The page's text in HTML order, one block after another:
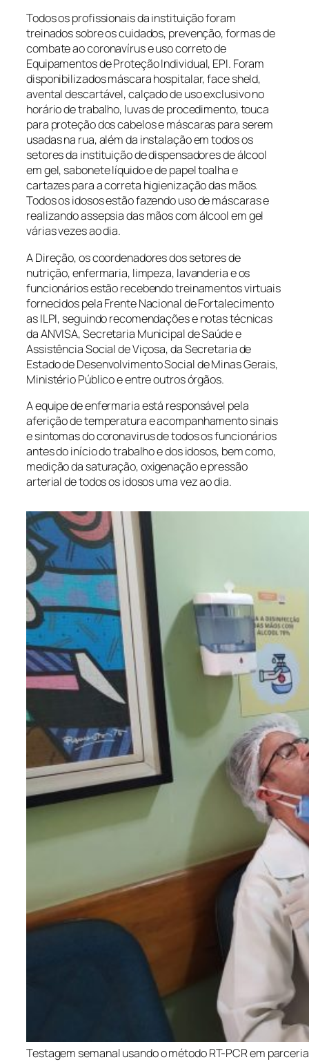
Todos os profissionais da instituição foram
treinados sobre os cuidados, prevenção, formas de
combate ao coronavírus e uso correto de
Equipamentos de Proteção Individual, EPI. Foram
disponibilizados máscara hospitalar, face sheld,
avental descartável, calçado de uso exclusivo no
horário de trabalho, luvas de procedimento, touca
para proteção dos cabelos e máscaras para serem
usadas na rua, além da instalação em todos os
setores da instituição de dispensadores de álcool
em gel, sabonete líquido e de papel toalha e
cartazes para a correta higienização das mãos.
Todos os idosos estão fazendo uso de máscaras e
realizando assepsia das mãos com álcool em gel
várias vezes ao dia.
A Direção, os coordenadores dos setores de
nutrição, enfermaria, limpeza, lavanderia e os
funcionários estão recebendo treinamentos virtuais
fornecidos pela Frente Nacional de Fortalecimento
as ILPI, seguindo recomendações e notas técnicas
da ANVISA, Secretaria Municipal de Saúde e
Assistência Social de Viçosa, da Secretaria de
Estado de Desenvolvimento Social de Minas Gerais,
Ministério Público e entre outros órgãos.
A equipe de enfermaria está responsável pela
aferição de temperatura e acompanhamento sinais
e sintomas do coronavirus de todos os funcionários
antes do início do trabalho e dos idosos, bem como,
medição da saturação, oxigenação e pressão
arterial de todos os idosos uma vez ao dia.
Testagem semanal usando o método RT-PCR em